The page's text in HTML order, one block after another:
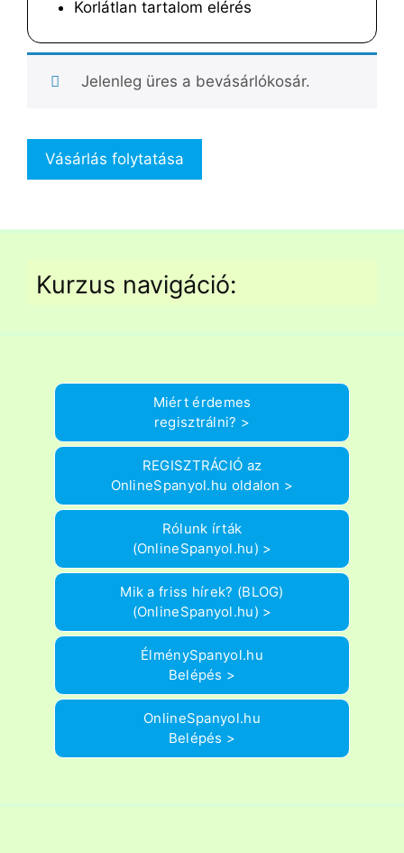
Korlátlan tartalom elérés
Jelenleg üres a bevásárlókosár.
Vásárlás folytatása
Kurzus navigáció:
Miért érdemes
regisztrálni? >
REGISZTRÁCIÓ az
OnlineSpanyol.hu oldalon >
Rólunk írták
(OnlineSpanyol.hu) >
Mik a friss hírek? (BLOG)
(OnlineSpanyol.hu) >
ÉlménySpanyol.hu
Belépés >
OnlineSpanyol.hu
Belépés >